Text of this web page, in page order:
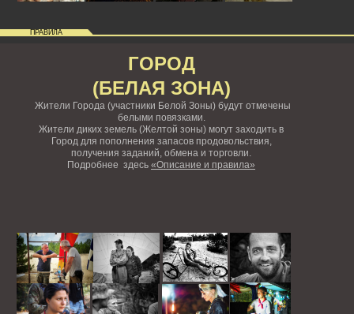
ПРАВИЛА
ГОРОД
(БЕЛАЯ ЗОНА)
Жители Города (участники Белой Зоны) будут отмечены
белыми повязками.
Жители диких земель (Желтой зоны) могут заходить в
Город для пополнения запасов продовольствия,
получения заданий, обмена и торговли.
Подробнее здесь «Описание и правила»